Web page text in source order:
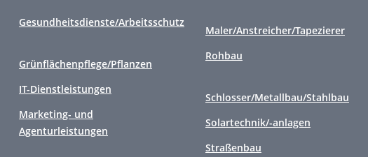
Gesundheitsdienste/Arbeitsschutz
Grünflächenpflege/Pflanzen
IT-Dienstleistungen
Marketing- und
Agenturleistungen
Maler/Anstreicher/Tapezierer
Rohbau
Schlosser/Metallbau/Stahlbau
Solartechnik/-anlagen
Straßenbau